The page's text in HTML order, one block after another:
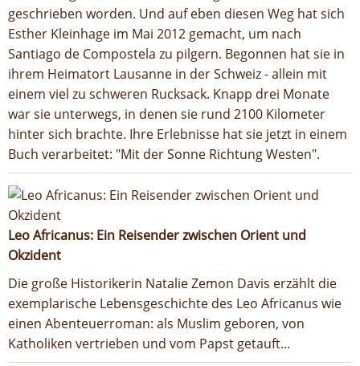
geschrieben worden. Und auf eben diesen Weg hat sich
Esther Kleinhage im Mai 2012 gemacht, um nach
Santiago de Compostela zu pilgern. Begonnen hat sie in
ihrem Heimatort Lausanne in der Schweiz - allein mit
einem viel zu schweren Rucksack. Knapp drei Monate
war sie unterwegs, in denen sie rund 2100 Kilometer
hinter sich brachte. Ihre Erlebnisse hat sie jetzt in einem
Buch verarbeitet: "Mit der Sonne Richtung Westen".
Leo Africanus: Ein Reisender zwischen Orient und
Okzident
Die große Historikerin Natalie Zemon Davis erzählt die
exemplarische Lebensgeschichte des Leo Africanus wie
einen Abenteuerroman: als Muslim geboren, von
Katholiken vertrieben und vom Papst getauft...